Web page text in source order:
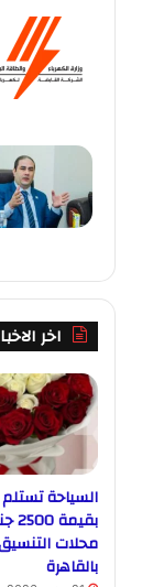
اخر
السياحة
محلات
بالقاهرة